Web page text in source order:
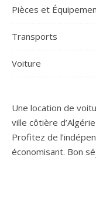
Pièces et
Transports
Voiture
Une location de
ville côtière
Profitez de
économisant. Bon